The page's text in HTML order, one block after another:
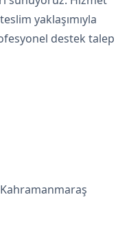
yaklaşımıyla
destek talep